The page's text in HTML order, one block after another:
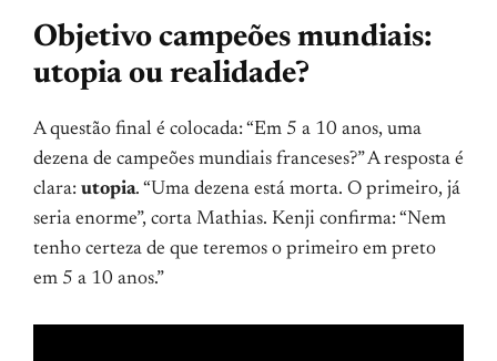
Objetivo campeões mundiais:
utopia ou realidade?
A questão final é colocada: “Em 5 a 10 anos, uma
dezena de campeões mundiais franceses?” A resposta é
clara: utopia. “Uma dezena está morta. O primeiro, já
seria enorme”, corta Mathias. Kenji confirma: “Nem
tenho certeza de que teremos o primeiro em preto
em 5 a 10 anos.”